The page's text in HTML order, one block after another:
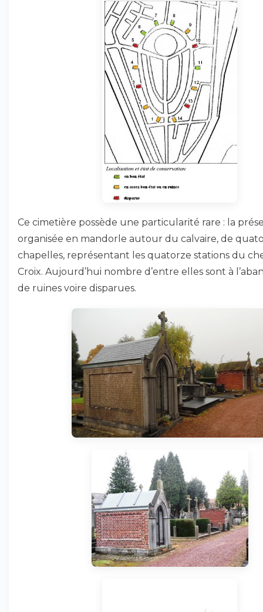
Ce cimetière possède une particularité rare : la
organisée en mandorle autour du calvaire, de
chapelles, représentant les quatorze stations du
Croix. Aujourd’hui nombre d’entre elles sont à
de ruines voire disparues.